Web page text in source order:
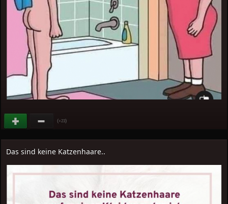
(+23)
Das sind keine Katzenhaare..